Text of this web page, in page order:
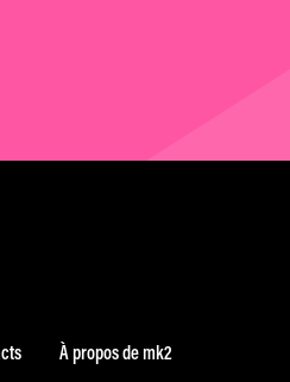
À propos de mk2